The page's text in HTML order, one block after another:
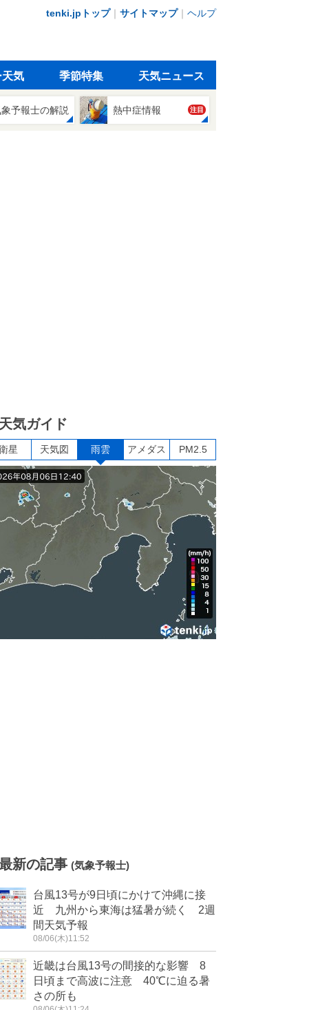
tenki.jpトップ｜ サイトマップ｜ ヘルプ
天気 季節特集 天気ニュース
予報士の解説 熱中症情報 注目
天気ガイド
星 天気図 雨雲 アメダス PM2.5
新の記事 (気象予報士)
台風13号が9日頃にかけて沖縄に接
近 九州から東海は猛暑が続く 2週
間天気予報
08/06(木)11:52
近畿は台風13号の間接的な影響 8
日頃まで高波に注意 40℃に迫る暑
さの所も